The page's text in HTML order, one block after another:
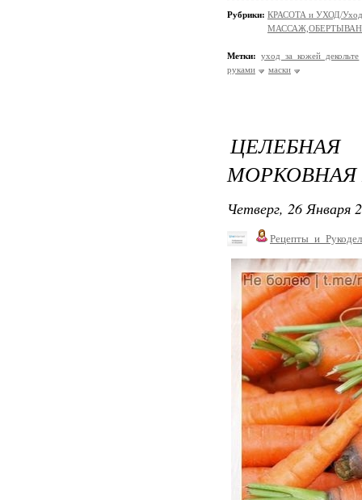
Рубрики: КРАСОТА и УХОД/Уход
Метки: уход за кожей декольте
руками
маски
Четверг, 26 Января